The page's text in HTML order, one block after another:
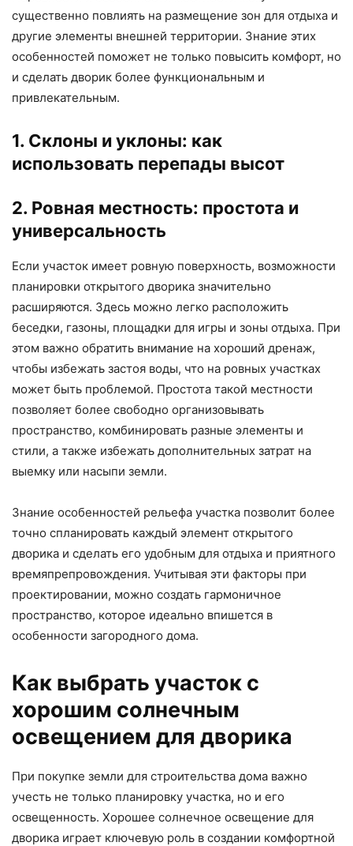
существенно повлиять на размещение зон для отдыха и
другие элементы внешней территории. Знание этих
особенностей поможет не только повысить комфорт, но
и сделать дворик более функциональным и
привлекательным.
1. Склоны и уклоны: как
использовать перепады высот
2. Ровная местность: простота и
универсальность
Если участок имеет ровную поверхность, возможности
планировки открытого дворика значительно
расширяются. Здесь можно легко расположить
беседки, газоны, площадки для игры и зоны отдыха. При
этом важно обратить внимание на хороший дренаж,
чтобы избежать застоя воды, что на ровных участках
может быть проблемой. Простота такой местности
позволяет более свободно организовывать
пространство, комбинировать разные элементы и
стили, а также избежать дополнительных затрат на
выемку или насыпи земли.
Знание особенностей рельефа участка позволит более
точно спланировать каждый элемент открытого
дворика и сделать его удобным для отдыха и приятного
времяпрепровождения. Учитывая эти факторы при
проектировании, можно создать гармоничное
пространство, которое идеально впишется в
особенности загородного дома.
Как выбрать участок с
хорошим солнечным
освещением для дворика
При покупке земли для строительства дома важно
учесть не только планировку участка, но и его
освещенность. Хорошее солнечное освещение для
дворика играет ключевую роль в создании комфортной